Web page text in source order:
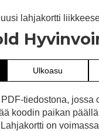
uusi lahjakortti
Ulkoasu
tiedostona, jossa
koodin paikan päällä
on